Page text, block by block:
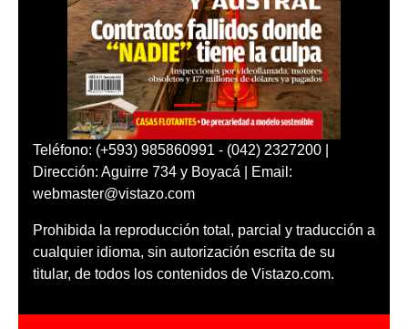
Teléfono: (+593) 985860991 - (042) 2327200 |
Dirección: Aguirre 734 y Boyacá | Email:
webmaster@vistazo.com
Prohibida la reproducción total, parcial y traducción a
cualquier idioma, sin autorización escrita de su
titular, de todos los contenidos de Vistazo.com.